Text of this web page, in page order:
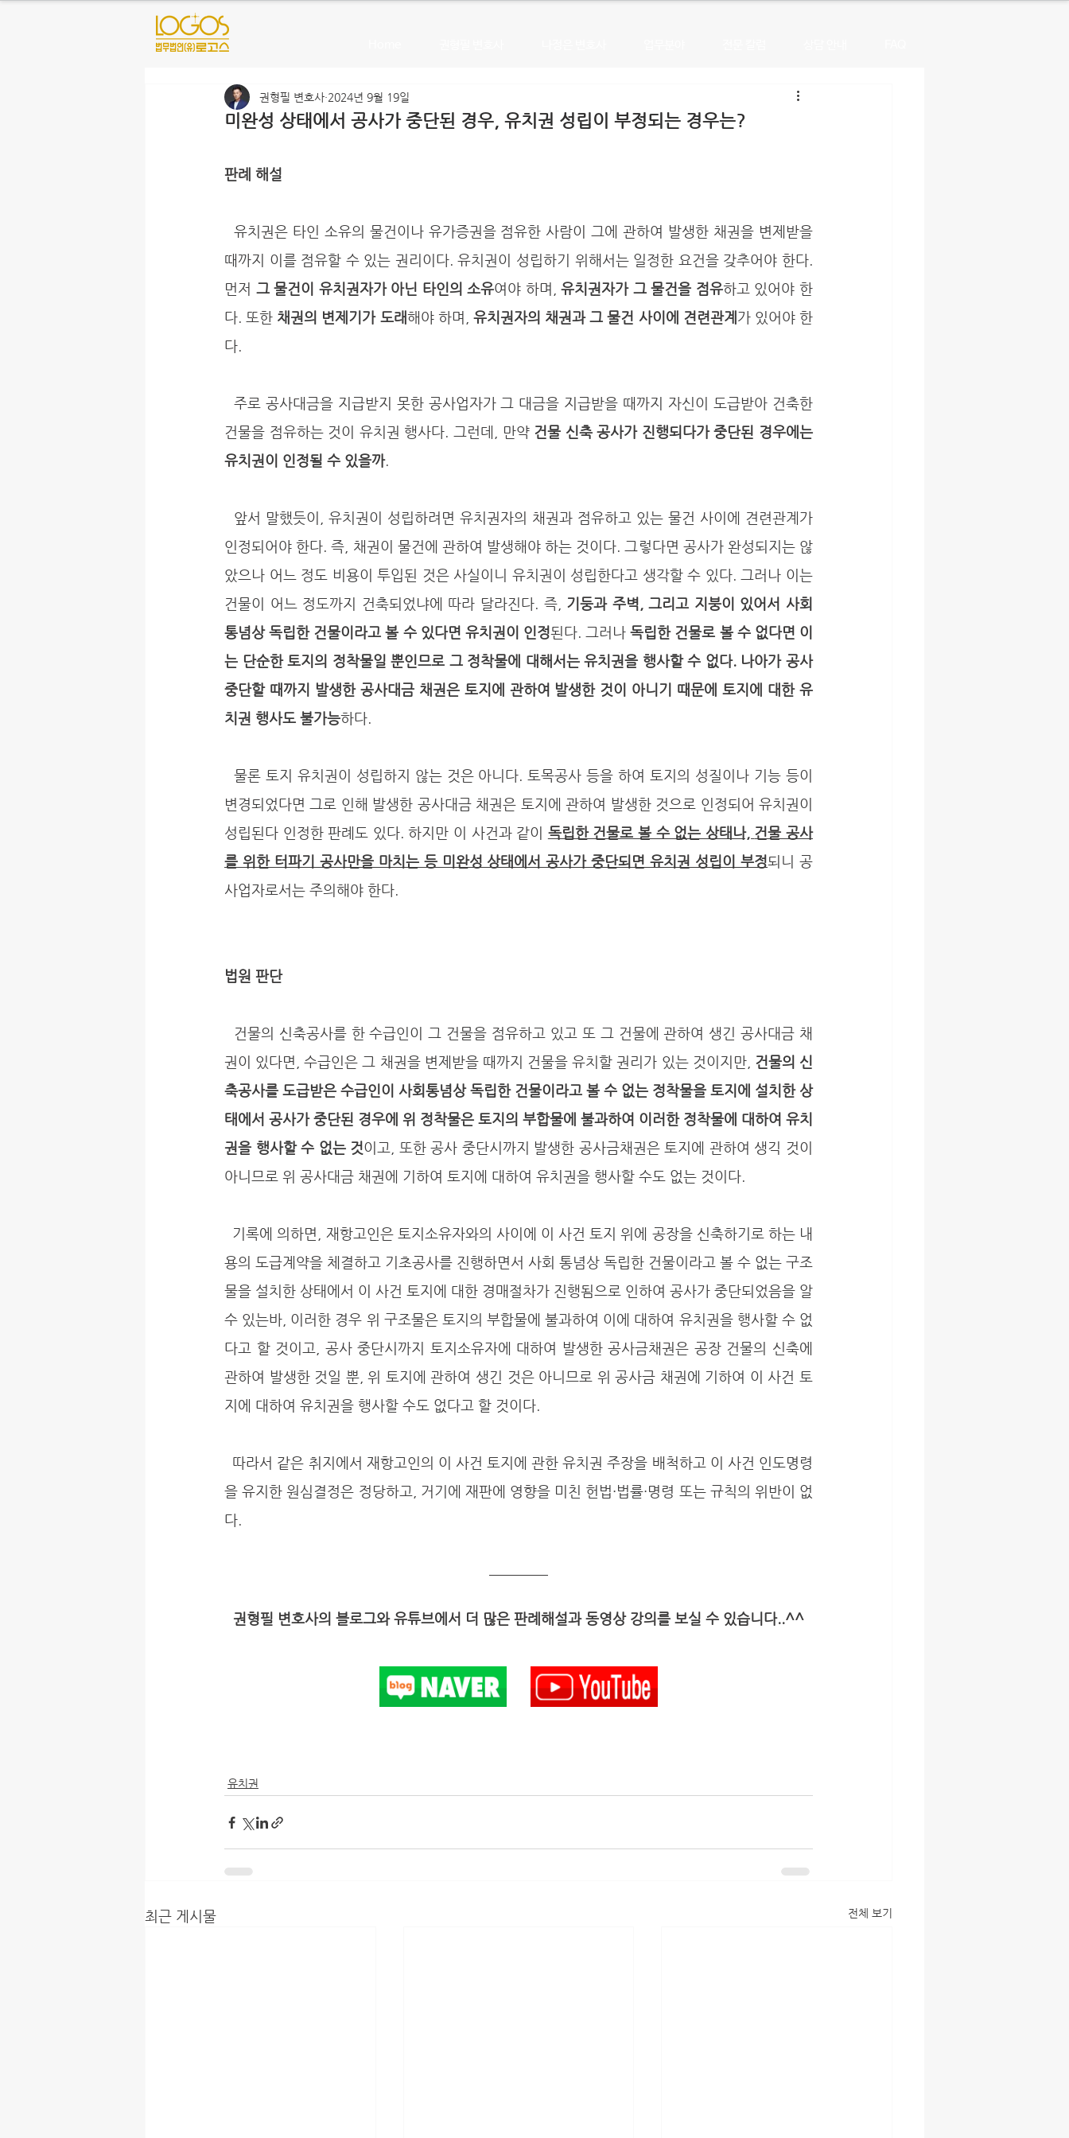
미완성 상태에서 공사가 중단된 경우, 유치권 성립이 부정되는 경우는?
권형필 변호사 2024년 9월 19일
판례 해설
때까지 이를 점유할 수 있는 권리이다. 유치권이 성립하기 위해서는 일정한 요건을 갖추어야 한다.
먼저 그 물건이 유치권자가 아닌 타인의 소유여야 하며, 유치권자가 그 물건을 점유하고 있어야 한
다. 또한 채권의 변제기가 도래해야 하며, 유치권자의 채권과 그 물건 사이에 견련관계 가 있어야 한
다.
건물을 점유하는 것이 유치권 행사다. 그런데, 만약 건물 신축 공사가 진행되다가 중단된 경우에는
유치권이 인정될 수 있을까.
인정되어야 한다. 즉, 채권이 물건에 관하여 발생해야 하는 것이다. 그렇다면 공사가 완성되지는 않
았으나 어느 정도 비용이 투입된 것은 사실이니 유치권이 성립한다고 생각할 수 있다. 그러나 이는
건물이 어느 정도까지 건축되었냐에 따라 달라진다. 즉, 기둥과 주벽, 그리고 지붕이 있어서 사회
통념상 독립한 건물이라고 볼 수 있다면 유치권이 인정된다. 그러나 독립한 건물로 볼 수 없다면 이
는 단순한 토지의 정착물일 뿐인므로 그 정착물에 대해서는 유치권을 행사할 수 없다. 나아가 공사
중단할 때까지 발생한 공사대금 채권은 토지에 관하여 발생한 것이 아니기 때문에 토지에 대한 유
치권 행사도 불가능하다.
변경되었다면 그로 인해 발생한 공사대금 채권은 토지에 관하여 발생한 것으로 인정되어 유치권이
성립된다 인정한 판례도 있다. 하지만 이 사건과 같이 독립한 건물로 볼 수 없는 상태나, 건물 공사
를 위한 터파기 공사만을 마치는 등 미완성 상태에서 공사가 중단되면 유치권 성립이 부정되니 공
사업자로서는 주의해야 한다.
법원 판단
권이 있다면, 수급인은 그 채권을 변제받을 때까지 건물을 유치할 권리가 있는 것이지만, 건물의 신
축공사를 도급받은 수급인이 사회통념상 독립한 건물이라고 볼 수 없는 정착물을 토지에 설치한 상
태에서 공사가 중단된 경우에 위 정착물은 토지의 부합물에 불과하여 이러한 정착물에 대하여 유치
권을 행사할 수 없는 것이고, 또한 공사 중단시까지 발생한 공사금채권은 토지에 관하여 생긱 것이
아니므로 위 공사대금 채권에 기하여 토지에 대하여 유치권을 행사할 수도 없는 것이다.
용의 도급계약을 체결하고 기초공사를 진행하면서 사회 통념상 독립한 건물이라고 볼 수 없는 구조
물을 설치한 상태에서 이 사건 토지에 대한 경매절차가 진행됨으로 인하여 공사가 중단되었음을 알
수 있는바, 이러한 경우 위 구조물은 토지의 부합물에 불과하여 이에 대하여 유치권을 행사할 수 없
다고 할 것이고, 공사 중단시까지 토지소유자에 대하여 발생한 공사금채권은 공장 건물의 신축에
관하여 발생한 것일 뿐, 위 토지에 관하여 생긴 것은 아니므로 위 공사금 채권에 기하여 이 사건 토
지에 대하여 유치권을 행사할 수도 없다고 할 것이다.
을 유지한 원심결정은 정당하고, 거기에 재판에 영향을 미친 헌법·법률·명령 또는 규칙의 위반이 없
다.
권형필 변호사의 블로그와 유튜브에서 더 많은 판례해설과 동영상 강의를 보실 수 있습니다..^^
유치권
최근 게시물 전체 보기